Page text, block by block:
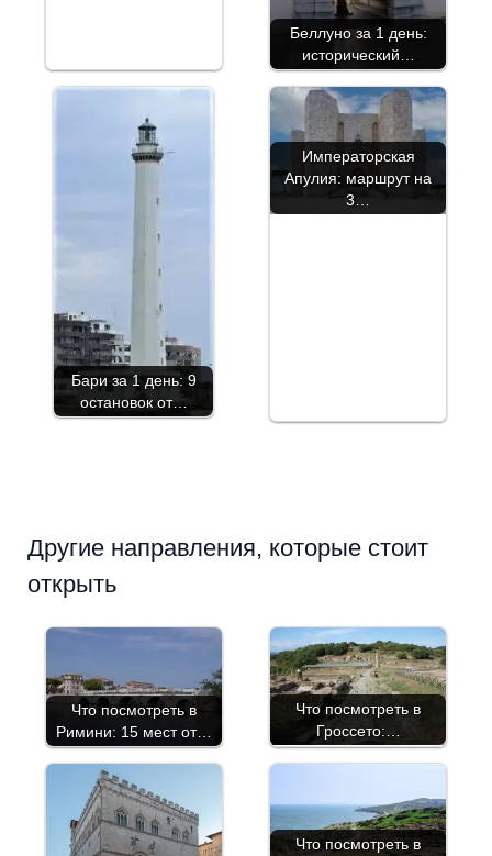
Беллуно за 1 день:
исторический…
Бари за 1 день: 9
остановок от…
Императорская
Апулия: маршрут на
3…
Другие направления, которые стоит
открыть
Что посмотреть в
Римини: 15 мест от…
Что посмотреть в
Гроссето:…
Что посмотреть в